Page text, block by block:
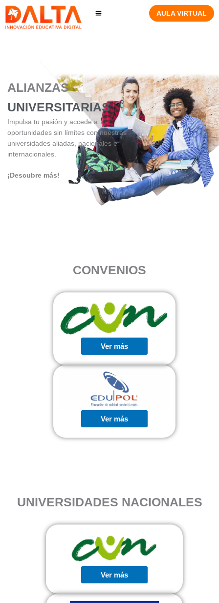
contenido
AULA VIRTUAL
ALIANZAS
UNIVERSITARIAS
Impulsa tu pasión y accede a
oportunidades sin límites con nuestras
universidades aliadas, nacionales e
internacionales.
¡Descubre más!
CONVENIOS
Ver más
Ver más
UNIVERSIDADES NACIONALES
Ver más